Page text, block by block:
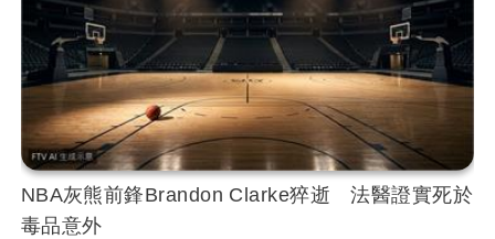
NBA灰熊前鋒Brandon Clarke猝逝 法醫證實死於
毒品意外